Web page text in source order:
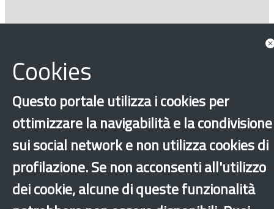
Documenti
Bandi
Cookies
Questo portale utilizza i cookies per
ottimizzare la navigabilità e la condivisione
sui social network e non utilizza cookies di
profilazione. Se non acconsenti all'utilizzo
dei cookie, alcune di queste funzionalità